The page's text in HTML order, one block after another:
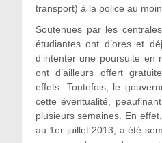
transport) à la police au
Soutenues par les
étudiantes ont d’ores et
d’intenter une poursuite
ont d’ailleurs offert
effets. Toutefois, le
cette éventualité,
plusieurs semaines. En
au 1er juillet 2013, a été